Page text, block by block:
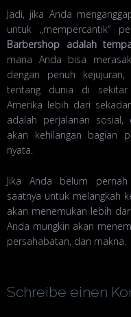
Jadi, jika Anda
untuk „mempercantik“
Barbershop adalah
mana Anda bisa
dengan penuh
tentang dunia di sekitar
Amerika lebih dari
adalah perjalanan sosial,
akan kehilangan bagian
nyata.
Jika Anda belum
saatnya untuk melangkah
akan menemukan lebih
Anda mungkin akan
persahabatan, dan makna.
Schreibe einen